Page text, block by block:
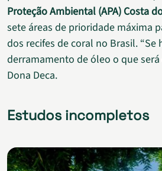
Proteção Ambiental (APA) Costa
sete áreas de prioridade máxima
dos recifes de coral no Brasil. “Se
derramamento de óleo o que será
Dona Deca.
Estudos incompletos